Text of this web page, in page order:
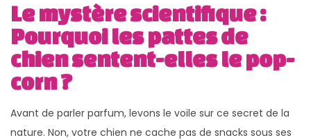
Le mystère scientifique :
Pourquoi les pattes de
chien sentent-elles le pop-
corn ?
Avant de parler parfum, levons le voile sur ce secret de la
nature. Non, votre chien ne cache pas de snacks sous ses